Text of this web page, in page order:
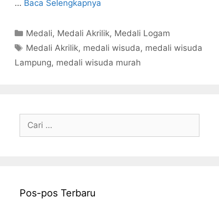
… Baca Selengkapnya
Kategori
Medali, Medali Akrilik, Medali Logam
Tag
Medali Akrilik, medali wisuda, medali wisuda
Lampung, medali wisuda murah
untuk:
Pos-pos Terbaru